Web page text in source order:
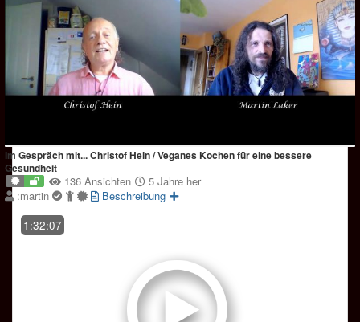
Im Gespräch mit... Christof Hein / Veganes Kochen für eine bessere
Gesundheit
136 Ansichten
5 Jahre her
:martin
Beschreibung
1:32:07